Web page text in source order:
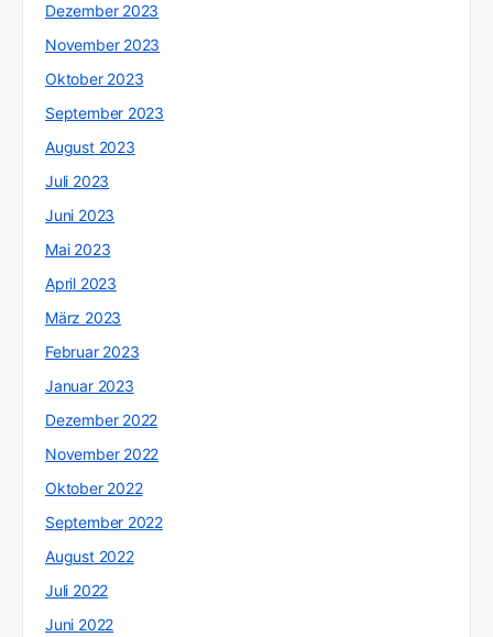
Dezember 2023
November 2023
Oktober 2023
September 2023
August 2023
Juli 2023
Juni 2023
Mai 2023
April 2023
März 2023
Februar 2023
Januar 2023
Dezember 2022
November 2022
Oktober 2022
September 2022
August 2022
Juli 2022
Juni 2022